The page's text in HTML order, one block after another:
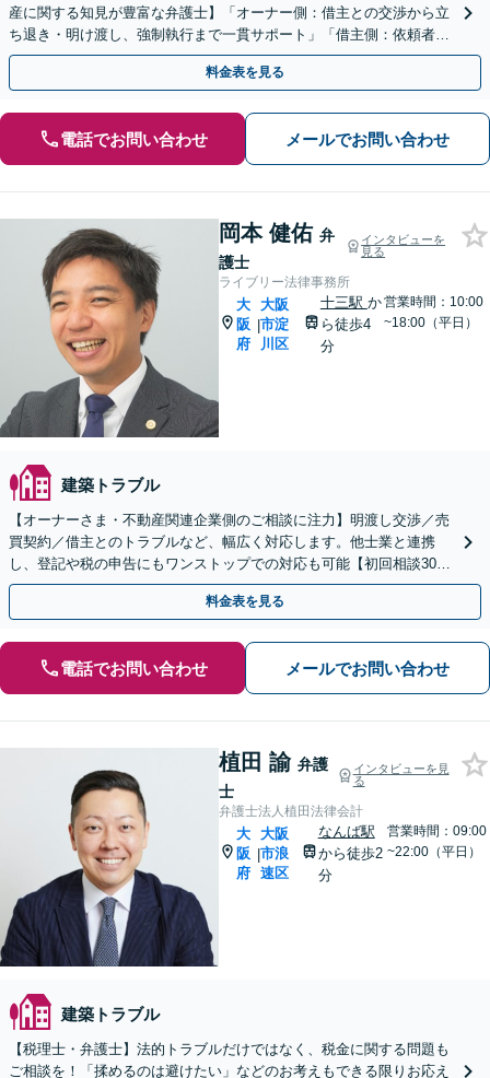
産に関する知見が豊富な弁護士】「オーナー側：借主との交渉から立
ち退き・明け渡し、強制執行まで一貫サポート」「借主側：依頼者さ
まに代わり、正当な権利を主張」【休日・夜間相談可】
料金表を見る
電話でお問い合わせ メールでお問い合わせ
岡本 健佑 弁
護士
インタビューを
見る
ライブリー法律事務所
大
阪
府
|
大阪
市淀
川区
十三駅 か
ら徒歩4
分
営業時間：10:00
~18:00（平日）
建築トラブル
【オーナーさま・不動産関連企業側のご相談に注力】明渡し交渉／売
買契約／借主とのトラブルなど、幅広く対応します。他士業と連携
し、登記や税の申告にもワンストップでの対応も可能【初回相談30分
無料】企業内弁護士経験もあり、顧問契約もお任せください
料金表を見る
電話でお問い合わせ メールでお問い合わせ
植田 諭 弁護
士
インタビューを見
る
弁護士法人植田法律会計
大
阪
府
|
大阪
市浪
速区
なんば駅
から徒歩2
分
営業時間：09:00
~22:00（平日）
建築トラブル
【税理士・弁護士】法的トラブルだけではなく、税金に関する問題も
ご相談を！「揉めるのは避けたい」などのお考えもできる限りお応え